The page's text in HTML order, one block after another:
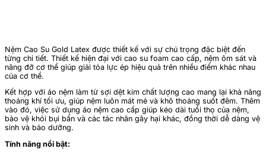
Nệm Cao Su Gold Latex được thiết kế với sự chú trọng đặc biệt đến
từng chi tiết. Thiết kế hiện đại với cao su foam cao cấp, nệm ôm sát và
nâng đỡ cơ thể giúp giải tỏa lực ép hiệu quả trên nhiều điểm khác nhau
của cơ thể.
Kết hợp với áo nệm làm từ sợi dệt kim chất lượng cao mang lại khả năng
thoáng khí tối ưu, giúp nệm luôn mát mẻ và khô thoáng suốt đêm. Thêm
vào đó, việc sử dụng áo nệm cao cấp giúp kéo dài tuổi thọ của nệm,
bảo vệ khỏi bụi bẩn và các tác nhân gây hại khác, đồng thời dễ dàng vệ
sinh và bảo dưỡng.
Tính năng nổi bật: